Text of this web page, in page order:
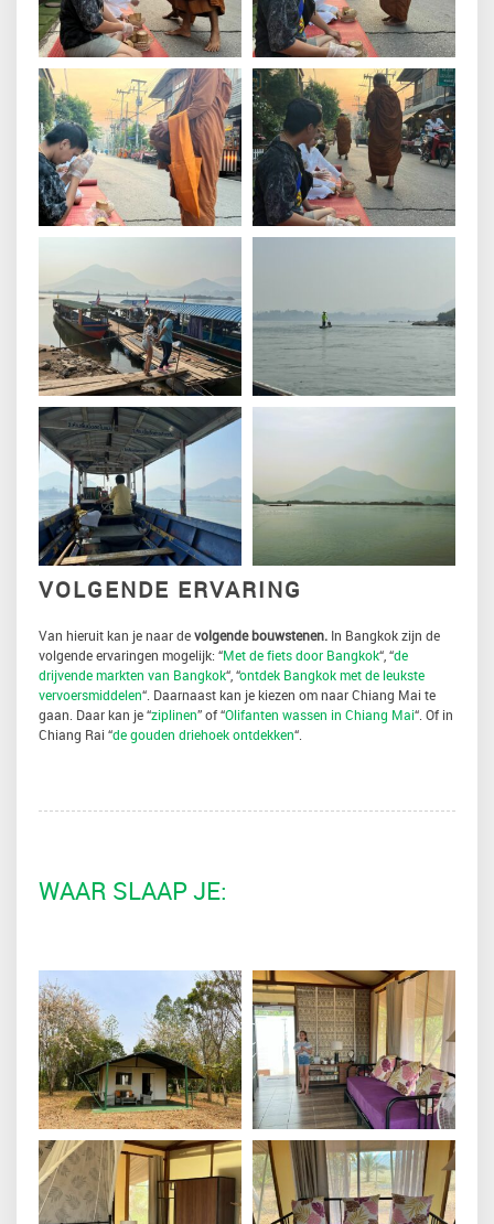
VOLGENDE ERVARING
Van hieruit kan je naar devolgende bouwstenen. In Bangkok zijn de
volgende ervaringen mogelijk: “Met de fiets door Bangkok“, “de
drijvende markten van Bangkok“, “ontdek Bangkok met de leukste
vervoersmiddelen“. Daarnaast kan je kiezen om naar Chiang Mai te
gaan. Daar kan je “ziplinen” of “Olifanten wassen in Chiang Mai“. Of in
Chiang Rai “de gouden driehoek ontdekken“.
WAAR SLAAP JE: